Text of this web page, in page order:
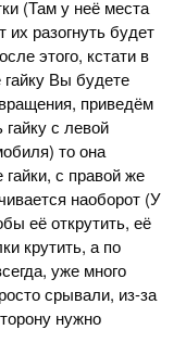
(Там у неё места
их разогнуть будет
этого, кстати в
гайку Вы будете
приведём
с левой
то она
гайки, с правой же
наоборот (У
её открутить, её
крутить, а по
уже много
срывали, из-за
нужно